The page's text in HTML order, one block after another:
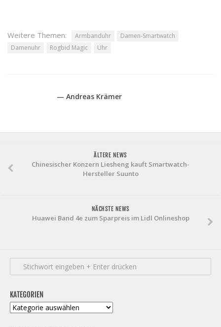
Weitere Themen: Armbanduhr
Damen-Smartwatch
Damenuhr
Rogbid Magic Uhr
— Andreas Krämer
ÄLTERE NEWS
Chinesischer Konzern Liesheng kauft Smartwatch-
Hersteller Suunto
NÄCHSTE NEWS
Huawei Band 4e zum Sparpreis im Lidl Onlineshop
KATEGORIEN
Kategorien